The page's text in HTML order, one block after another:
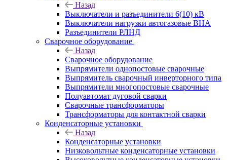
Назад
Выключатели и разъединители 6(10) кВ
Выключатели нагрузки автогазовые ВНА
Разъединители РЛНД
Сварочное оборудование
Назад
Сварочное оборудование
Выпрямители однопостовые сварочные
Выпрямитель сварочный инверторного типа
Выпрямители многопостовые сварочные
Полуавтомат дуговой сварки
Сварочные трансформаторы
Трансформаторы для контактной сварки
Конденсаторные установки
Назад
Конденсаторные установки
Низковольтные конденсаторные установки